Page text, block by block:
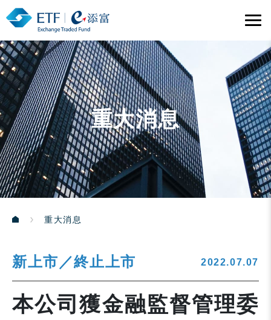
重大消息
重大消息
新上市／終止上市 2022.07.07
本公司獲金融監督管理委